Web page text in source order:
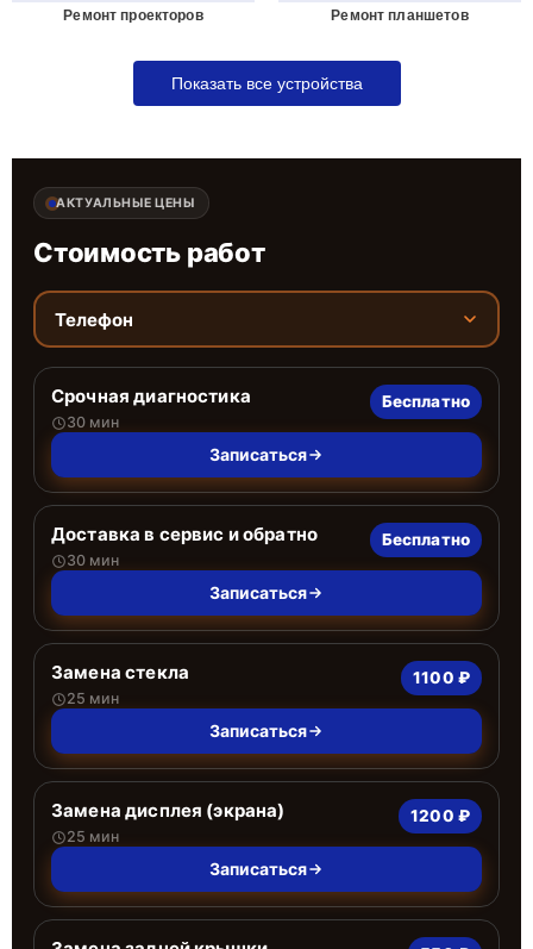
Ремонт проекторов Ремонт планшетов
Показать все устройства
АКТУАЛЬНЫЕ ЦЕНЫ
Стоимость работ
Телефон
Срочная диагностика
30 мин
Бесплатно
Записаться
Доставка в сервис и обратно
30 мин
Бесплатно
Записаться
Замена стекла
25 мин
1100 ₽
Записаться
Замена дисплея (экрана)
25 мин
1200 ₽
Записаться